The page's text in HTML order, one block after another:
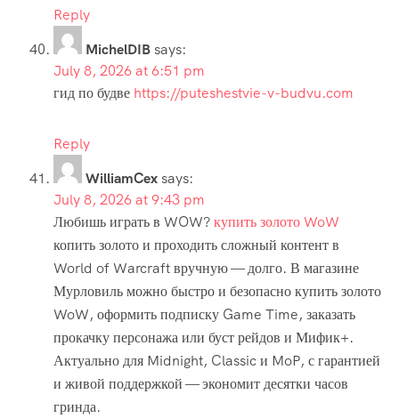
Reply
MichelDIBsays:
July 8, 2026 at 6:51 pm
гид по будве https://puteshestvie-v-budvu.com
Reply
WilliamCexsays:
July 8, 2026 at 9:43 pm
Любишь играть в WOW?купить золото WoW
копить золото и проходить сложный контент в
World of Warcraft вручную — долго. В магазине
Мурловиль можно быстро и безопасно купить золото
WoW, оформить подписку Game Time, заказать
прокачку персонажа или буст рейдов и Мифик+.
Актуально для Midnight, Classic и MoP, с гарантией
и живой поддержкой — экономит десятки часов
гринда.